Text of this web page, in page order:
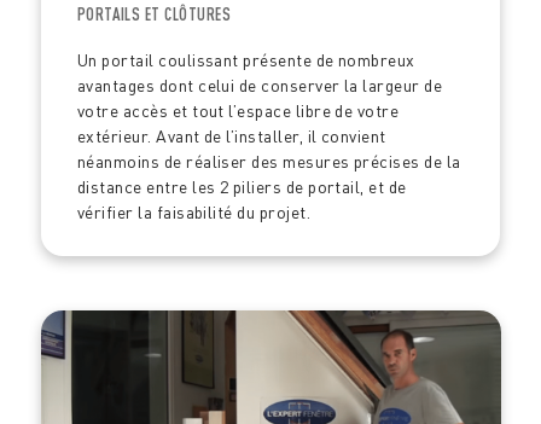
PORTAILS ET CLÔTURES
Un portail coulissant présente de nombreux
avantages dont celui de conserver la largeur de
votre accès et tout l’espace libre de votre
extérieur. Avant de l’installer, il convient
néanmoins de réaliser des mesures précises de la
distance entre les 2 piliers de portail, et de
vérifier la faisabilité du projet.